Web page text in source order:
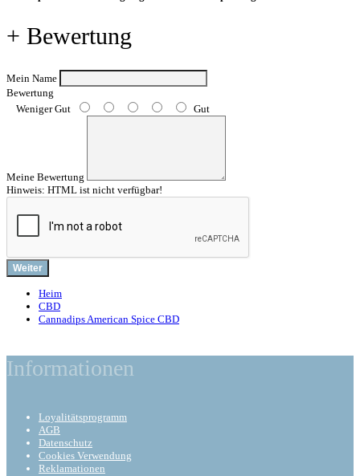
+ Bewertung
Mein Name
Bewertung
Weniger Gut
Gut
Meine Bewertung
Hinweis: HTML ist nicht verfügbar!
Weiter
Heim
CBD
Cannadips American Spice CBD
Informationen
Loyalitätsprogramm
AGB
Datenschutz
Cookies Verwendung
Reklamationen